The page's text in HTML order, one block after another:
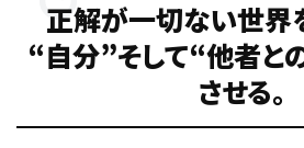
正解が一切ない世界
“自分”そして“他者と
させる。